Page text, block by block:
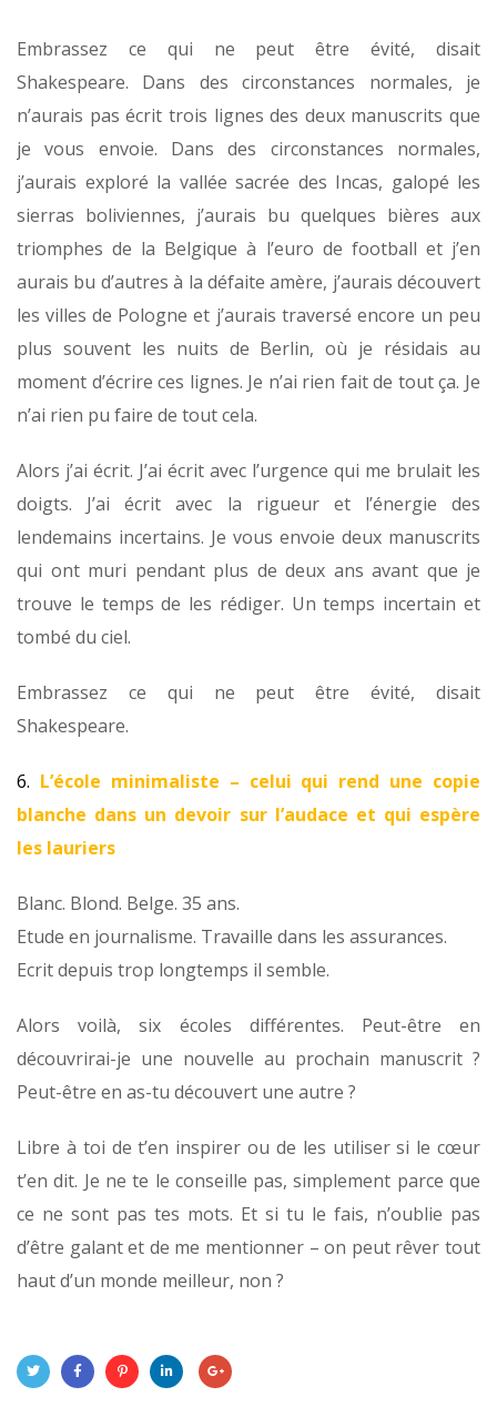
Embrassez ce qui ne peut être évité, disait
Shakespeare. Dans des circonstances normales, je
n’aurais pas écrit trois lignes des deux manuscrits que
je vous envoie. Dans des circonstances normales,
j’aurais exploré la vallée sacrée des Incas, galopé les
sierras boliviennes, j’aurais bu quelques bières aux
triomphes de la Belgique à l’euro de football et j’en
aurais bu d’autres à la défaite amère, j’aurais découvert
les villes de Pologne et j’aurais traversé encore un peu
plus souvent les nuits de Berlin, où je résidais au
moment d’écrire ces lignes. Je n’ai rien fait de tout ça. Je
n’ai rien pu faire de tout cela.
Alors j’ai écrit. J’ai écrit avec l’urgence qui me brulait les
doigts. J’ai écrit avec la rigueur et l’énergie des
lendemains incertains. Je vous envoie deux manuscrits
qui ont muri pendant plus de deux ans avant que je
trouve le temps de les rédiger. Un temps incertain et
tombé du ciel.
Embrassez ce qui ne peut être évité, disait
Shakespeare.
6. L’école minimaliste – celui qui rend une copie
blanche dans un devoir sur l’audace et qui espère
les lauriers
Blanc. Blond. Belge. 35 ans.
Etude en journalisme. Travaille dans les assurances.
Ecrit depuis trop longtemps il semble.
Alors voilà, six écoles différentes. Peut-être en
découvrirai-je une nouvelle au prochain manuscrit ?
Peut-être en as-tu découvert une autre ?
Libre à toi de t’en inspirer ou de les utiliser si le cœur
t’en dit. Je ne te le conseille pas, simplement parce que
ce ne sont pas tes mots. Et si tu le fais, n’oublie pas
d’être galant et de me mentionner – on peut rêver tout
haut d’un monde meilleur, non ?